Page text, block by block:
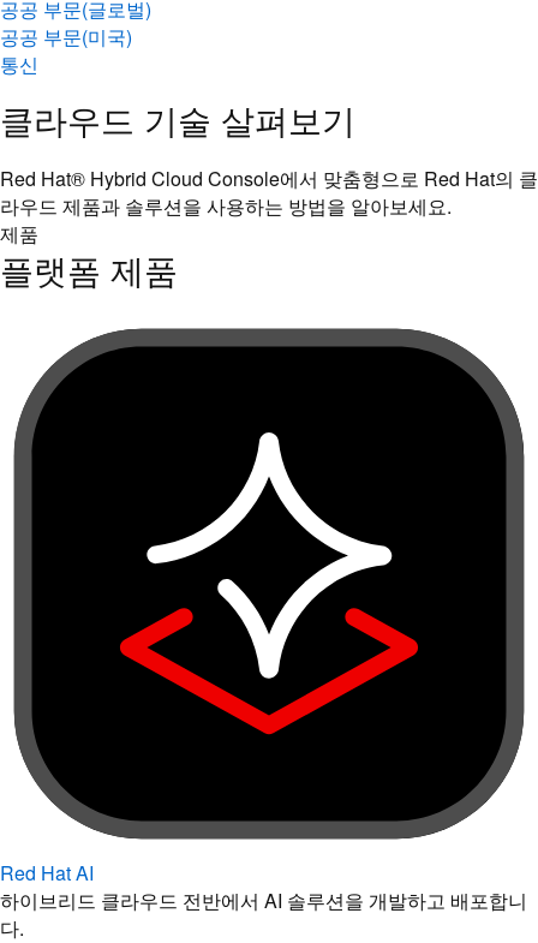
공공 부문(글로벌)
공공 부문(미국)
통신
클라우드 기술 살펴보기
Red Hat® Hybrid Cloud Console에서 맞춤형으로 Red Hat의 클
라우드 제품과 솔루션을 사용하는 방법을 알아보세요.
제품
플랫폼 제품
Red Hat AI
하이브리드 클라우드 전반에서 AI 솔루션을 개발하고 배포합니
다.